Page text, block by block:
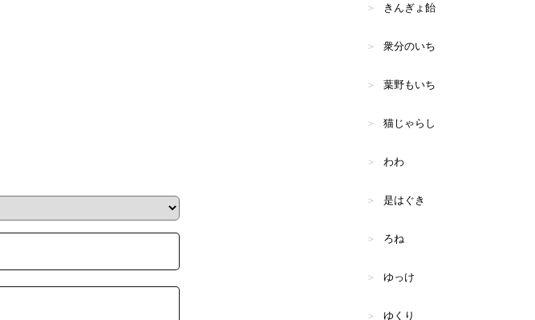
きんぎょ飴
衆分のいち
葉野もいち
猫じゃらし
わわ
是はぐき
ろね
ゆっけ
ゆくり